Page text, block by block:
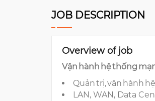
JOB DESCRIPTION
Overview of job
Vận hành hệ thống
Quản trị, vận hành
LAN, WAN, Data